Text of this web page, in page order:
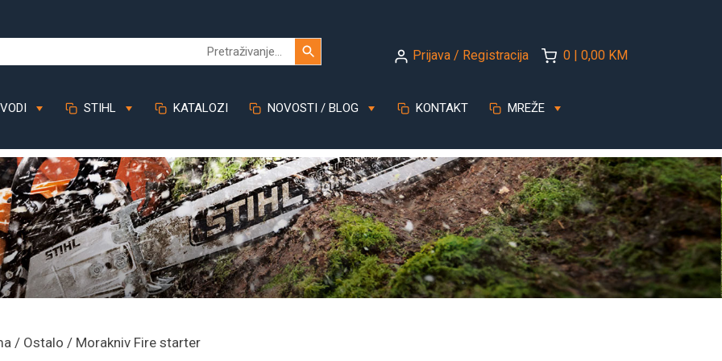
Prijava / Registracija 0 | 0,00 KM
STIHL KATALOZI NOVOSTI / BLOG KONTAKT MREŽE
/ Ostalo / Morakniv Fire starter